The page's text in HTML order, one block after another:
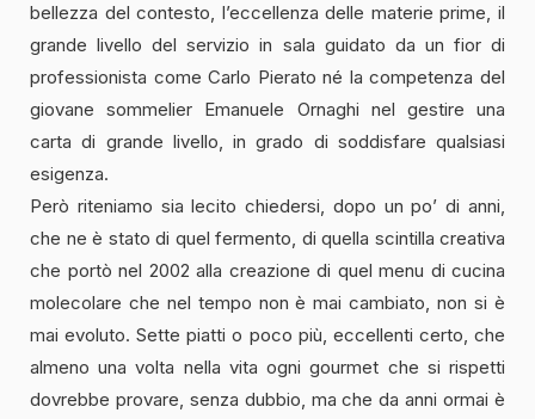
bellezza del contesto, l’eccellenza delle materie prime, il
grande livello del servizio in sala guidato da un fior di
professionista come Carlo Pierato né la competenza del
giovane sommelier Emanuele Ornaghi nel gestire una
carta di grande livello, in grado di soddisfare qualsiasi
esigenza.
Però riteniamo sia lecito chiedersi, dopo un po’ di anni,
che ne è stato di quel fermento, di quella scintilla creativa
che portò nel 2002 alla creazione di quel menu di cucina
molecolare che nel tempo non è mai cambiato, non si è
mai evoluto. Sette piatti o poco più, eccellenti certo, che
almeno una volta nella vita ogni gourmet che si rispetti
dovrebbe provare, senza dubbio, ma che da anni ormai è